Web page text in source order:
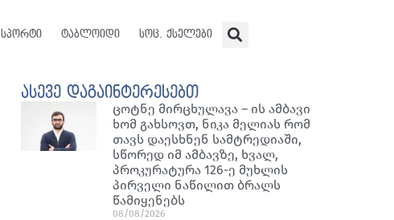
სპორტი ტაბლოიდი სოც. ქსელები
ასევე დაგაინტერესებთ
ცოტნე მირცხულავა – ის ამბავი
ხომ გახსოვთ, ნიკა მელიას რომ
თავს დაესხნენ სამტრედიაში,
სწორედ იმ ამბავზე, ხვალ,
პროკურატურა 126-ე მუხლის
პირველი ნაწილით ბრალს
წამიყენებს
08/08/2026